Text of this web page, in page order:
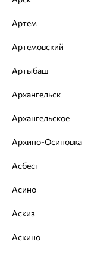
от 13 100
Каталог
Акции
Магазины
Покупателям
ул. Зегеля, 27/2
Артем
Артемовский
Артыбаш
Архангельск
Архангельское
Архипо-Осиповка
Асбест
Асино
Аскиз
Аскино